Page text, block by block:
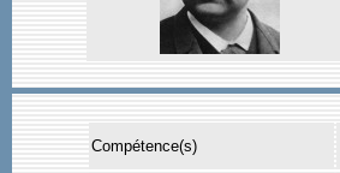
Compétence(s)